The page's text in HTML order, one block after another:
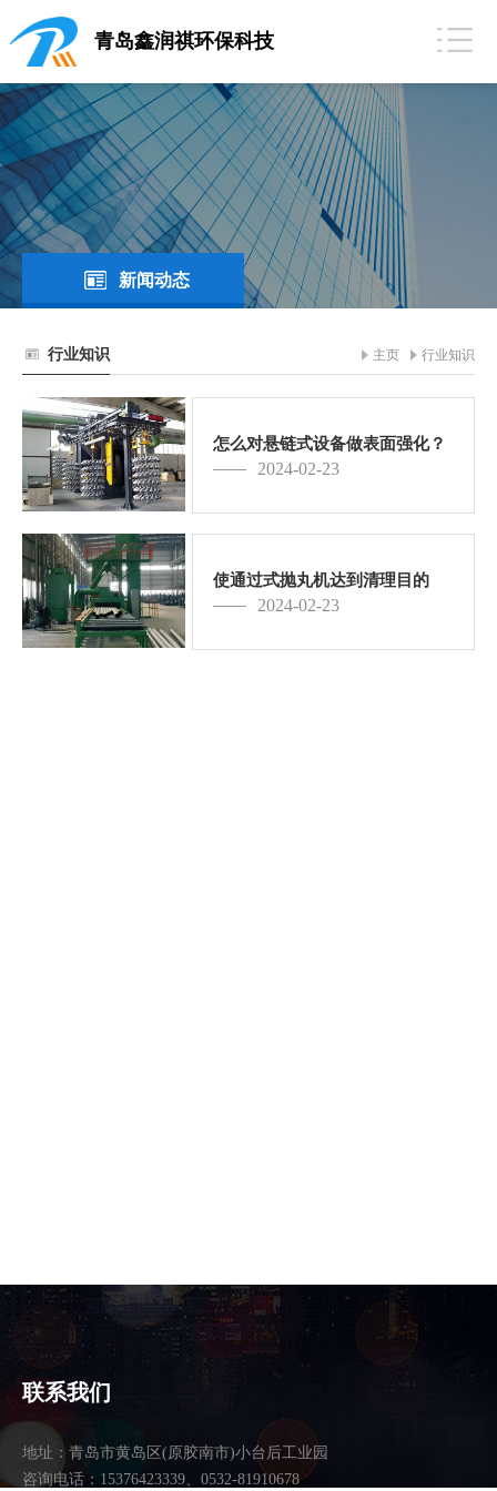
青岛鑫润祺环保科技
新闻动态
行业知识 主页 行业知识
怎么对悬链式设备做表面强化？
2024-02-23
使通过式抛丸机达到清理目的
2024-02-23
联系我们
地址：青岛市黄岛区(原胶南市)小台后工业园
咨询电话：15376423339、0532-81910678